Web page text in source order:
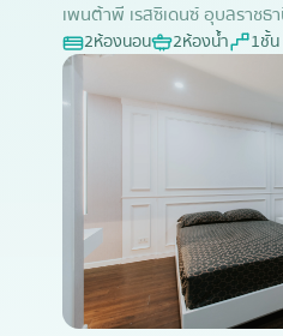
เพนต้าพี เรสซิเดนซ์ อุบลราชธ
2ห้องนอน 2ห้องน้ำ 1ชั้น